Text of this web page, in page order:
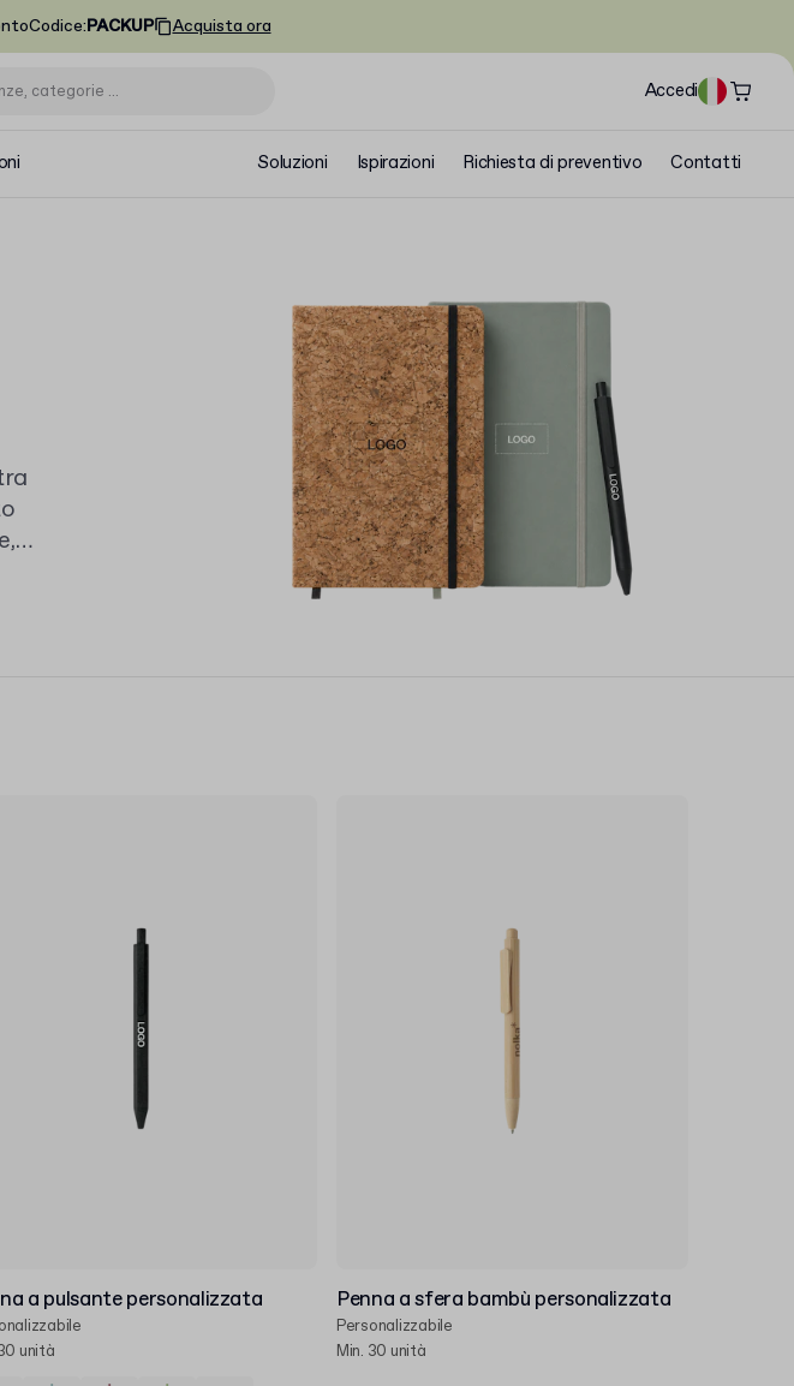
Codice:PACKUP Acquista ora
Accedi
Soluzioni Ispirazioni Richiesta di preventivo Contatti
a pulsante personalizzata
unità
Penna a sfera bambù personalizzata
Personalizzabile
Min. 30 unità